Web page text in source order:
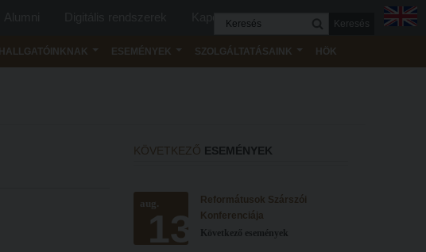
Kapcsolat
Keresés
HALLGATÓINKNAK ESEMÉNYEK SZOLGÁLTATÁSAINK HÖK
KÖVETKEZŐ ESEMÉNYEK
aug.
13
Reformátusok Szárszói
Konferenciája
Következő események